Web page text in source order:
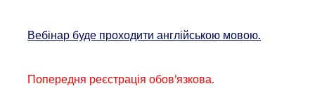
Вебінар буде проходити англійською мовою.
Попередня реєстрація обов’язкова.